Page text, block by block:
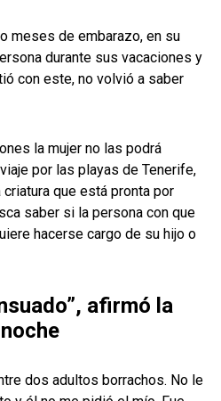
meses de embarazo, en su
durante sus vacaciones y
con este, no volvió a saber
la mujer no las podrá
por las playas de Tenerife,
criatura que está pronta por
saber si la persona con que
hacerse cargo de su hijo o
afirmó la
dos adultos borrachos. No le